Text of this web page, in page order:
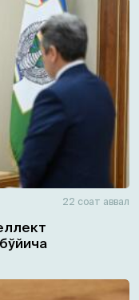
22 соат аввал